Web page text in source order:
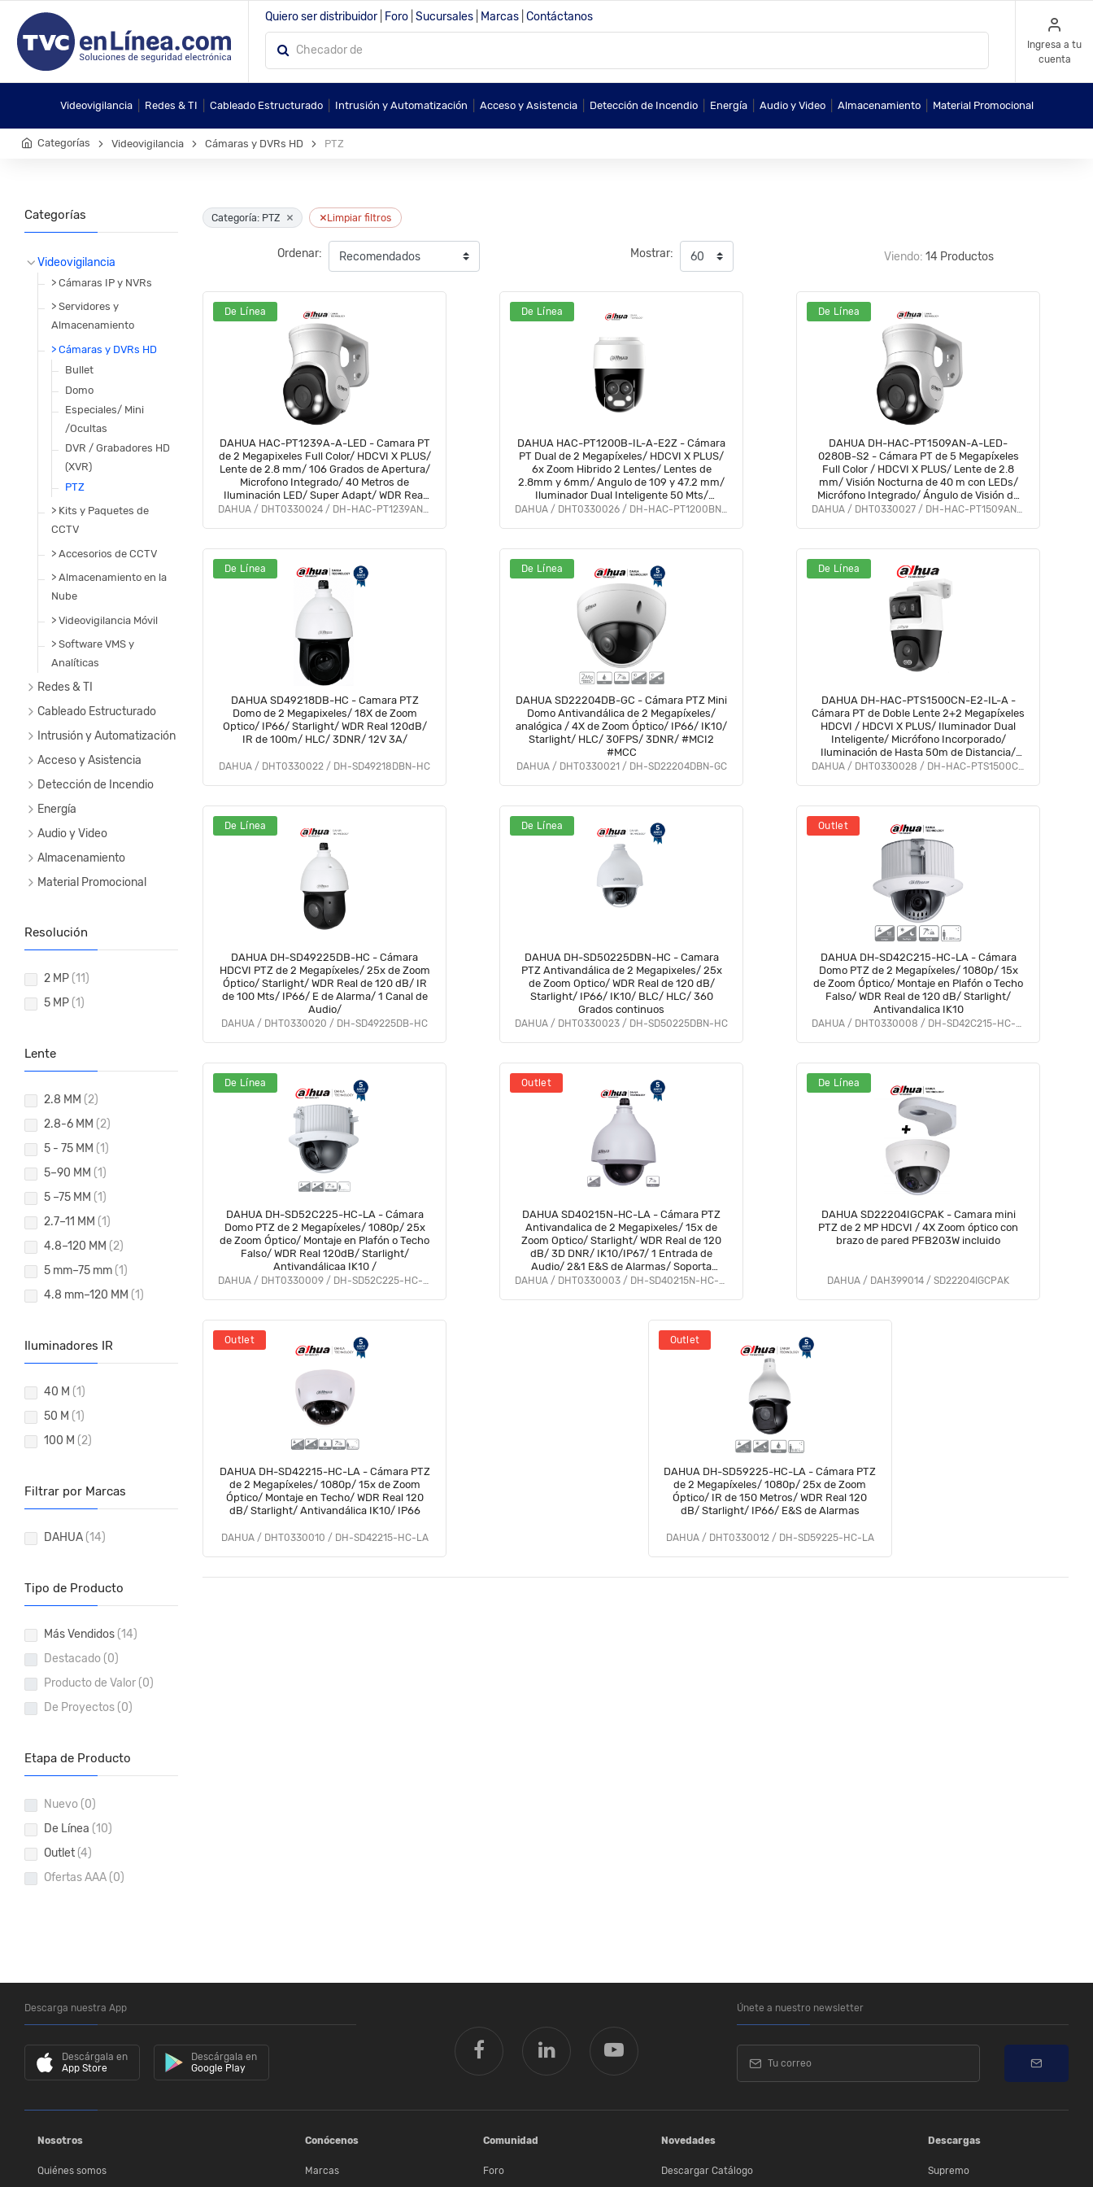
Quiero ser distribuidor Foro Sucursales Marcas Contáctanos
Ingresa a tu
cuenta
Videovigilancia Redes & TI Cableado Estructurado Intrusión y Automatización Acceso y Asistencia Detección de Incendio Energía Audio y Video Almacenamiento Material Promocional
Categorías Videovigilancia Cámaras y DVRs HD PTZ
Categoría: PTZ × ×Limpiar filtros
Ordenar: Mostrar: Viendo: 14 Productos
De Línea
DAHUA HAC-PT1239A-A-LED - Camara PT
de 2 Megapixeles Full Color/ HDCVI X PLUS/
Lente de 2.8 mm/ 106 Grados de Apertura/
Microfono Integrado/ 40 Metros de
Iluminación LED/ Super Adapt/ WDR Real
de 130 dB/ IP66/ #BFPT
DAHUA / DHT0330024 / DH-HAC-PT1239AN-A-LED
De Línea
DAHUA HAC-PT1200B-IL-A-E2Z - Cámara
PT Dual de 2 Megapíxeles/ HDCVI X PLUS/
6x Zoom Hibrido 2 Lentes/ Lentes de
2.8mm y 6mm/ Angulo de 109 y 47.2 mm/
Iluminador Dual Inteligente 50 Mts/
Micrófono Integrado/ Super Adapt/ IP66/DAHUA / DHT0330026 / DH-HAC-PT1200BN-IL-A-E2Z
De Línea
DAHUA DH-HAC-PT1509AN-A-LED-
0280B-S2 - Cámara PT de 5 Megapíxeles
Full Color / HDCVI X PLUS/ Lente de 2.8
mm/ Visión Nocturna de 40 m con LEDs/
Micrófono Integrado/ Ángulo de Visión de
Hasta106°/ IP66 y Super Adapt. #LoNuevoDAHUA / DHT0330027 / DH-HAC-PT1509AN-A-LED
De Línea
DAHUA SD49218DB-HC - Camara PTZ
Domo de 2 Megapixeles/ 18X de Zoom
Optico/ IP66/ Starlight/ WDR Real 120dB/
IR de 100m/ HLC/ 3DNR/ 12V 3A/
DAHUA / DHT0330022 / DH-SD49218DBN-HC
De Línea
DAHUA SD22204DB-GC - Cámara PTZ Mini
Domo Antivandálica de 2 Megapíxeles/
analógica / 4X de Zoom Óptico/ IP66/ IK10/
Starlight/ HLC/ 30FPS/ 3DNR/ #MCI2
#MCC
DAHUA / DHT0330021 / DH-SD22204DBN-GC
De Línea
DAHUA DH-HAC-PTS1500CN-E2-IL-A -
Cámara PT de Doble Lente 2+2 Megapíxeles
HDCVI / HDCVI X PLUS/ Iluminador Dual
Inteligente/ Micrófono Incorporado/
Iluminación de Hasta 50m de Distancia/
Campo de Visión de Hasta 111°/
DAHUA / DHT0330028 / DH-HAC-PTS1500CN-E2-IL-A
De Línea
DAHUA DH-SD49225DB-HC - Cámara
HDCVI PTZ de 2 Megapíxeles/ 25x de Zoom
Óptico/ Starlight/ WDR Real de 120 dB/ IR
de 100 Mts/ IP66/ E de Alarma/ 1 Canal de
Audio/
DAHUA / DHT0330020 / DH-SD49225DB-HC
De Línea
DAHUA DH-SD50225DBN-HC - Camara
PTZ Antivandálica de 2 Megapixeles/ 25x
de Zoom Optico/ WDR Real de 120 dB/
Starlight/ IP66/ IK10/ BLC/ HLC/ 360
Grados continuos
DAHUA / DHT0330023 / DH-SD50225DBN-HC
Outlet
DAHUA DH-SD42C215-HC-LA - Cámara
Domo PTZ de 2 Megapíxeles/ 1080p/ 15x
de Zoom Óptico/ Montaje en Plafón o Techo
Falso/ WDR Real de 120 dB/ Starlight/
Antivandalica IK10
DAHUA / DHT0330008 / DH-SD42C215-HC-LA
De Línea
DAHUA DH-SD52C225-HC-LA - Cámara
Domo PTZ de 2 Megapíxeles/ 1080p/ 25x
de Zoom Óptico/ Montaje en Plafón o Techo
Falso/ WDR Real 120dB/ Starlight/
Antivandálicaa IK10 /
DAHUA / DHT0330009 / DH-SD52C225-HC-LA
Outlet
DAHUA SD40215N-HC-LA - Cámara PTZ
Antivandalica de 2 Megapixeles/ 15x de
Zoom Optico/ Starlight/ WDR Real de 120
dB/ 3D DNR/ IK10/IP67/ 1 Entrada de
Audio/ 2&1 E&S de Alarmas/ Soporta
Formatos: CVI/TVI/AHD/CVBS
DAHUA / DHT0330003 / DH-SD40215N-HC-LA
De Línea
DAHUA SD22204IGCPAK - Camara mini
PTZ de 2 MP HDCVI / 4X Zoom óptico con
brazo de pared PFB203W incluido
DAHUA / DAH399014 / SD22204IGCPAK
Outlet
DAHUA DH-SD42215-HC-LA - Cámara PTZ
de 2 Megapíxeles/ 1080p/ 15x de Zoom
Óptico/ Montaje en Techo/ WDR Real 120
dB/ Starlight/ Antivandálica IK10/ IP66
DAHUA / DHT0330010 / DH-SD42215-HC-LA
Outlet
DAHUA DH-SD59225-HC-LA - Cámara PTZ
de 2 Megapíxeles/ 1080p/ 25x de Zoom
Óptico/ IR de 150 Metros/ WDR Real 120
dB/ Starlight/ IP66/ E&S de Alarmas
DAHUA / DHT0330012 / DH-SD59225-HC-LA
Categorías
Videovigilancia
> Cámaras IP y NVRs
> Servidores y
Almacenamiento
> Cámaras y DVRs HD
Bullet
Domo
Especiales/ Mini
/Ocultas
DVR / Grabadores HD
(XVR)
PTZ
> Kits y Paquetes de
CCTV
> Accesorios de CCTV
> Almacenamiento en la
Nube
> Videovigilancia Móvil
> Software VMS y
Analíticas
Redes & TI
Cableado Estructurado
Intrusión y Automatización
Acceso y Asistencia
Detección de Incendio
Energía
Audio y Video
Almacenamiento
Material Promocional
Resolución
2 MP (11)
5 MP (1)
Lente
2.8 MM (2)
2.8-6 MM (2)
5 - 75 MM (1)
5–90 MM (1)
5 –75 MM (1)
2.7–11 MM (1)
4.8–120 MM (2)
5 mm–75 mm (1)
4.8 mm–120 MM (1)
Iluminadores IR
40 M (1)
50 M (1)
100 M (2)
Filtrar por Marcas
DAHUA (14)
Tipo de Producto
Más Vendidos (14)
Destacado (0)
Producto de Valor (0)
De Proyectos (0)
Etapa de Producto
Nuevo (0)
De Línea (10)
Outlet (4)
Ofertas AAA (0)
Descarga nuestra App
Descárgala en
App Store
Descárgala en
Google Play
Únete a nuestro newsletter
Nosotros
Quiénes somos
Conócenos
Marcas
Comunidad
Foro
Novedades
Descargar Catálogo
Descargas
Supremo